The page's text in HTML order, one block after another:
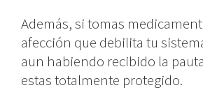
Además, si tomas
afección que debilita tu
aun habiendo recibido la
estas totalmente protegido.